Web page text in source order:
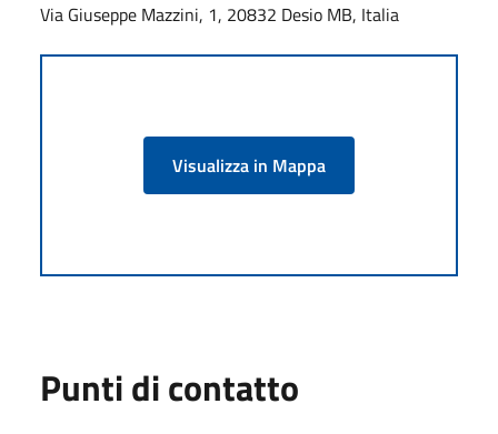
Via Giuseppe Mazzini, 1, 20832 Desio MB, Italia
Visualizza in Mappa
Punti di contatto